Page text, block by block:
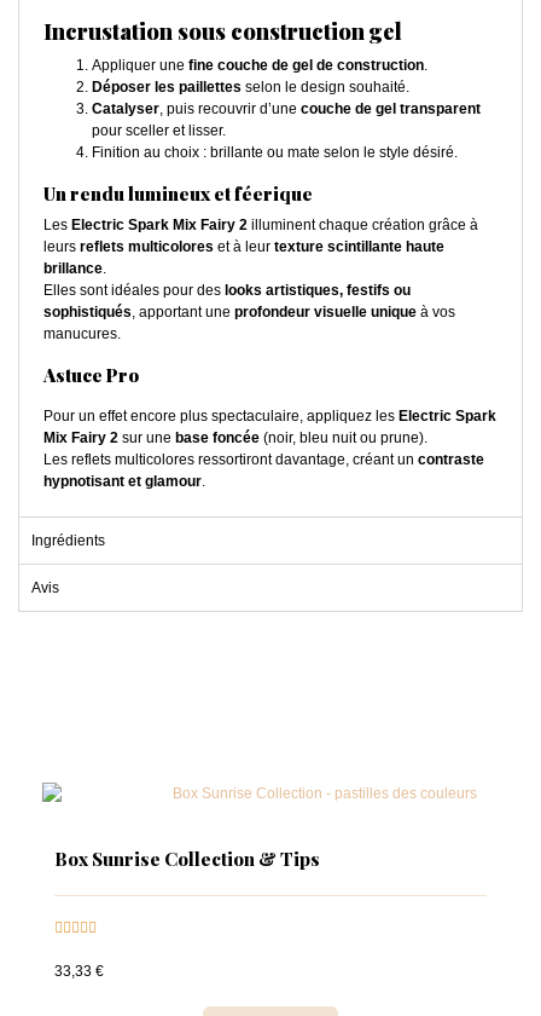
Incrustation sous construction gel
Appliquer une fine couche de gel de construction.
Déposer les paillettes selon le design souhaité.
Catalyser, puis recouvrir d’une couche de gel transparent
pour sceller et lisser.
Finition au choix : brillante ou mate selon le style désiré.
Un rendu lumineux et féerique
Les Electric Spark Mix Fairy 2 illuminent chaque création grâce à
leurs reflets multicolores et à leur texture scintillante haute
brillance.
Elles sont idéales pour des looks artistiques, festifs ou
sophistiqués, apportant une profondeur visuelle unique à vos
manucures.
Astuce Pro
Pour un effet encore plus spectaculaire, appliquez les Electric Spark
Mix Fairy 2 sur une base foncée (noir, bleu nuit ou prune).
Les reflets multicolores ressortiront davantage, créant un contraste
hypnotisant et glamour.
Ingrédients
Avis
Box Sunrise Collection & Tips

33,33 €